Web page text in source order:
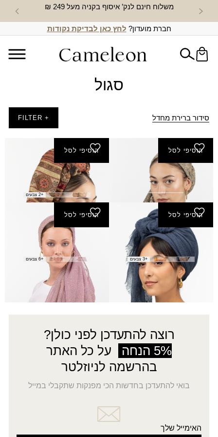
משלוח חינם לנק’ איסוף בקניה מעל 249 ₪ חדש
חברת מועדון? לחץ כאן לבדיקת נקודות
סגול
סידור ברירת מחדל + FILTER
הוסיפי לסל
פשמינה מיקה נצנץ
₪40.00
הוסיפי לסל
פשמינה פסים זהב
₪40.00
+2 צבעים
הוסיפי לסל
צעיף אביב
₪20.00
+3 צבעים
הוסיפי לסל
צעיף אהבה
₪25.00
+6 צבעים
→
1
2
6
7
8
רוצה להתעדכן לפני כולן?
5% הנחה
על כל האתר
בהרשמה לניוזלטר
בואי להתעדכן בחדשות הכי מפנקות שתקבלי במייל
האימייל שלך